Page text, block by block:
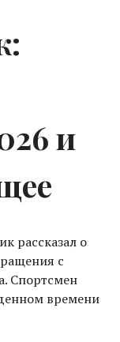
и
рассказал о
с
Спортсмен
времени